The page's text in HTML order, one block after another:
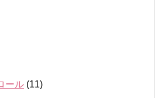
ール (11)